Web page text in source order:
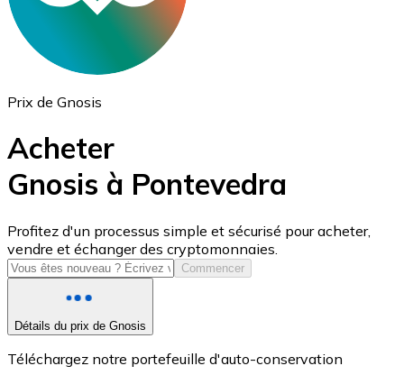
USD Coin
USDC
Prix de Gnosis
Acheter
Gnosis à Pontevedra
Profitez d'un processus simple et sécurisé pour acheter,
vendre et échanger des cryptomonnaies.
Commencer
Détails du prix de Gnosis
Téléchargez notre portefeuille d'auto-conservation